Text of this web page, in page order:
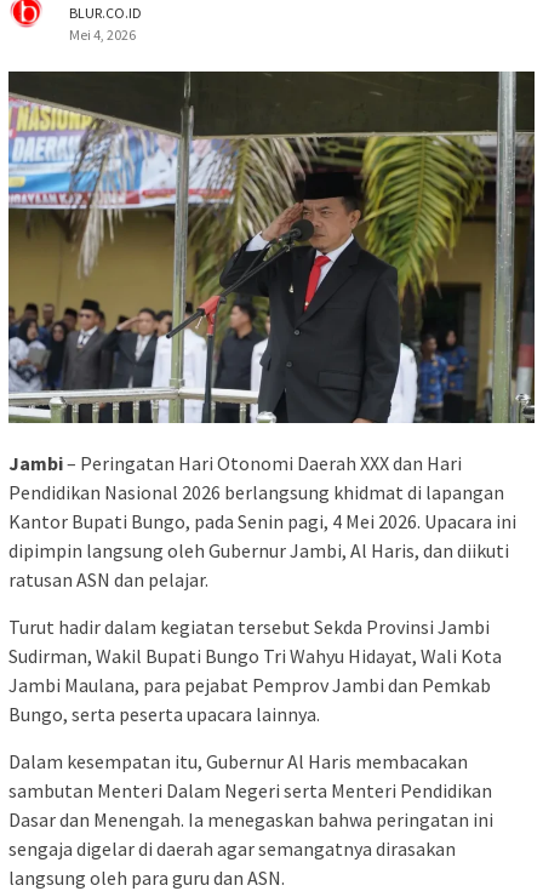
BLUR.CO.ID
Mei 4, 2026
Jambi– Peringatan Hari Otonomi Daerah XXX dan Hari
Pendidikan Nasional 2026 berlangsung khidmat di lapangan
Kantor Bupati Bungo, pada Senin pagi, 4 Mei 2026. Upacara ini
dipimpin langsung oleh Gubernur Jambi, Al Haris, dan diikuti
ratusan ASN dan pelajar.
Turut hadir dalam kegiatan tersebut Sekda Provinsi Jambi
Sudirman, Wakil Bupati Bungo Tri Wahyu Hidayat, Wali Kota
Jambi Maulana, para pejabat Pemprov Jambi dan Pemkab
Bungo, serta peserta upacara lainnya.
Dalam kesempatan itu, Gubernur Al Haris membacakan
sambutan Menteri Dalam Negeri serta Menteri Pendidikan
Dasar dan Menengah. Ia menegaskan bahwa peringatan ini
sengaja digelar di daerah agar semangatnya dirasakan
langsung oleh para guru dan ASN.